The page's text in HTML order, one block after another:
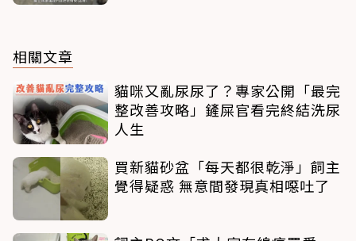
相關文章
貓咪又亂尿尿了？專家公開「最完
整改善攻略」鏟屎官看完終結洗尿
人生
買新貓砂盆「每天都很乾淨」飼主
覺得疑惑 無意間發現真相噁吐了